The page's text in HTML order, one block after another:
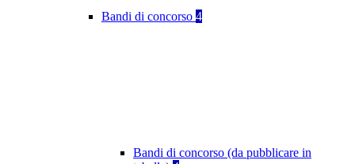
Bandi di concorso 4
Bandi di concorso (da pubblicare in